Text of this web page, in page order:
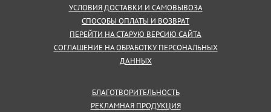
УСЛОВИЯ ДОСТАВКИ И САМОВЫВОЗА
СПОСОБЫ ОПЛАТЫ И ВОЗВРАТ
ПЕРЕЙТИ НА СТАРУЮ ВЕРСИЮ САЙТА
СОГЛАШЕНИЕ НА ОБРАБОТКУ ПЕРСОНАЛЬНЫХ
ДАННЫХ
БЛАГОТВОРИТЕЛЬНОСТЬ
РЕКЛАМНАЯ ПРОДУКЦИЯ